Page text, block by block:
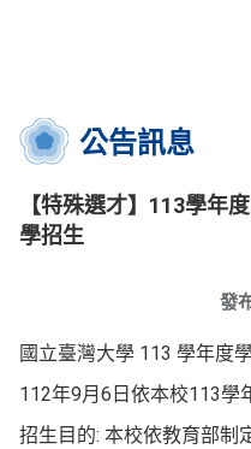
公告訊息
【特殊選才】113學年
學招生
發
國立臺灣大學 113 學年度
112年9月6日依本校113學
招生目的: 本校依教育部制